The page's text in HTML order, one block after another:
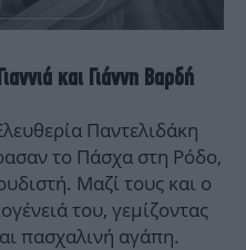
και Γιάννη Βαρδή
Παντελιδάκη
το Πάσχα στη Ρόδο,
Μαζί τους και ο
του, γεμίζοντας
πασχαλινή αγάπη.